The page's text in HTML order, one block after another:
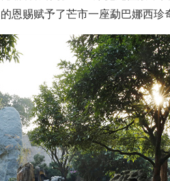
恩赐赋予了芒市一座勐巴娜西珍